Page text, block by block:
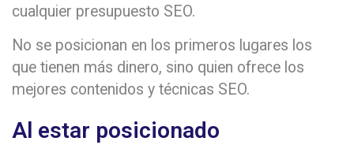
cualquier presupuesto SEO.
No se posicionan en los primeros lugares los
que tienen más dinero, sino quien ofrece los
mejores contenidos y técnicas SEO.
Al estar posicionado